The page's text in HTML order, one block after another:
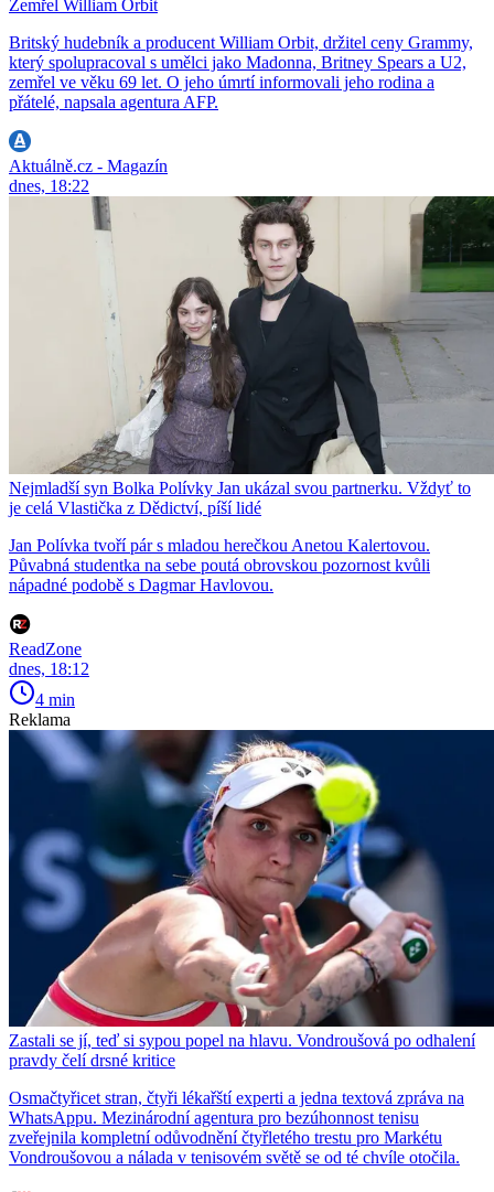
Zemřel William Orbit
Britský hudebník a producent William Orbit, držitel ceny Grammy,
který spolupracoval s umělci jako Madonna, Britney Spears a U2,
zemřel ve věku 69 let. O jeho úmrtí informovali jeho rodina a
přátelé, napsala agentura AFP.
Aktuálně.cz - Magazín
dnes, 18:22
Nejmladší syn Bolka Polívky Jan ukázal svou partnerku. Vždyť to
je celá Vlastička z Dědictví, píší lidé
Jan Polívka tvoří pár s mladou herečkou Anetou Kalertovou.
Půvabná studentka na sebe poutá obrovskou pozornost kvůli
nápadné podobě s Dagmar Havlovou.
ReadZone
dnes, 18:12
4 min
Reklama
Zastali se jí, teď si sypou popel na hlavu. Vondroušová po odhalení
pravdy čelí drsné kritice
Osmačtyřicet stran, čtyři lékařští experti a jedna textová zpráva na
WhatsAppu. Mezinárodní agentura pro bezúhonnost tenisu
zveřejnila kompletní odůvodnění čtyřletého trestu pro Markétu
Vondroušovou a nálada v tenisovém světě se od té chvíle otočila.